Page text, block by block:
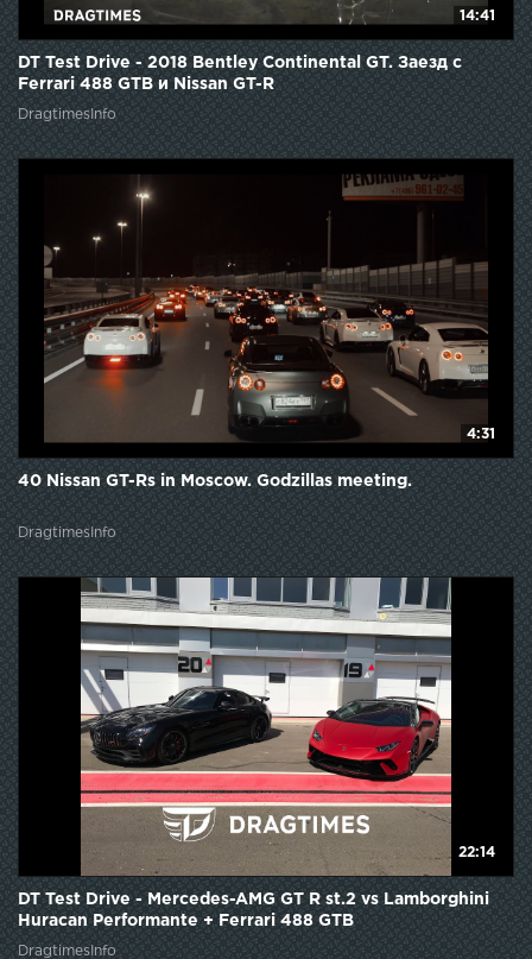
14:41
DT Test Drive - 2018 Bentley Continental GT. Заезд с
Ferrari 488 GTB и Nissan GT-R
DragtimesInfo
4:31
40 Nissan GT-Rs in Moscow. Godzillas meeting.
DragtimesInfo
22:14
DT Test Drive - Mercedes-AMG GT R st.2 vs Lamborghini
Huracan Performante + Ferrari 488 GTB
DragtimesInfo